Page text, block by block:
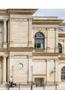
ruimte.